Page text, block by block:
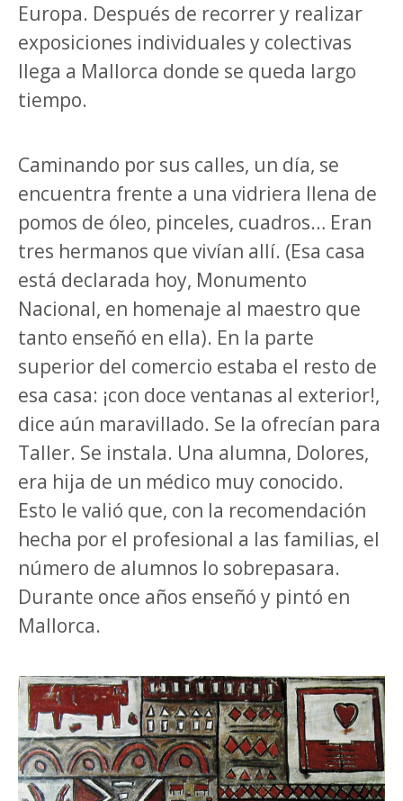
Europa. Después de recorrer y realizar
exposiciones individuales y colectivas
llega a Mallorca donde se queda largo
tiempo.
Caminando por sus calles, un día, se
encuentra frente a una vidriera llena de
pomos de óleo, pinceles, cuadros… Eran
tres hermanos que vivían allí. (Esa casa
está declarada hoy, Monumento
Nacional, en homenaje al maestro que
tanto enseñó en ella). En la parte
superior del comercio estaba el resto de
esa casa: ¡con doce ventanas al exterior!,
dice aún maravillado. Se la ofrecían para
Taller. Se instala. Una alumna, Dolores,
era hija de un médico muy conocido.
Esto le valió que, con la recomendación
hecha por el profesional a las familias, el
número de alumnos lo sobrepasara.
Durante once años enseñó y pintó en
Mallorca.